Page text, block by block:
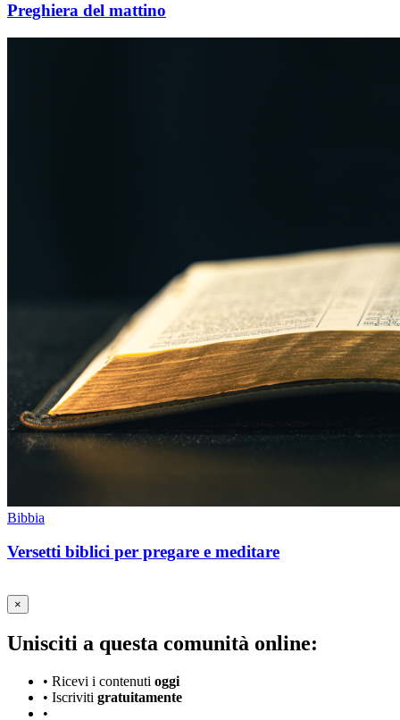
Preghiera del mattino
Bibbia
Versetti biblici per pregare e meditare
×
Unisciti a questa comunità online:
• Ricevi i contenuti oggi
• Iscriviti gratuitamente
•